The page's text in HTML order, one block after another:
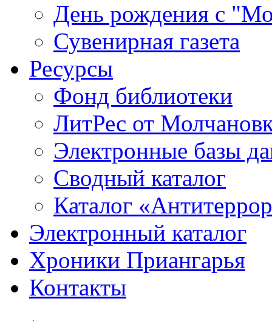
День рождения с
Сувенирная газета
Ресурсы
Фонд библиотеки
ЛитРес от
Электронные базы
Сводный каталог
Каталог
Электронный каталог
Хроники Приангарья
Контакты